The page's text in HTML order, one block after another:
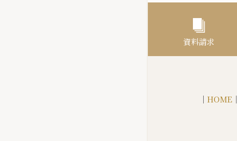
資料請求
｜ HOME｜